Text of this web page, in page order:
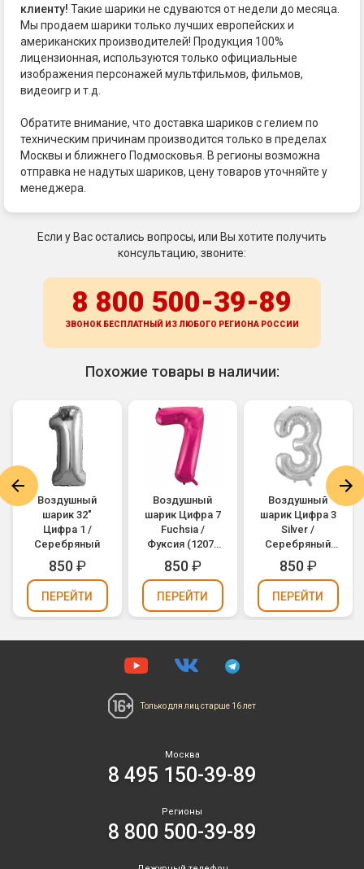
клиенту! Такие шарики не сдуваются от недели до месяца.
Мы продаем шарики только лучших европейских и
американских производителей! Продукция 100%
лицензионная, используются только официальные
изображения персонажей мультфильмов, фильмов,
видеоигр и т.д.
Обратите внимание, что доставка шариков с гелием по
техническим причинам производится только в пределах
Москвы и ближнего Подмосковья. В регионы возможна
отправка не надутых шариков, цену товаров уточняйте у
менеджера.
Если у Вас остались вопросы, или Вы хотите получить
консультацию, звоните:
8 800 500-39-89
ЗВОНОК БЕСПЛАТНЫЙ ИЗ ЛЮБОГО РЕГИОНА РОССИИ
Похожие товары в наличии:
Воздушный
шарик 32"
Цифра 1 /
Серебряный
850₽
ПЕРЕЙТИ
Воздушный
шарик Цифра 7
Fuchsia /
Фуксия (1207-
2982)
850₽
ПЕРЕЙТИ
Воздушный
шарик Цифра 3
Silver /
Серебряный
(1207-2958)
850₽
ПЕРЕЙТИ
Только для лиц старше 16 лет
Москва
8 495 150-39-89
Регионы
8 800 500-39-89